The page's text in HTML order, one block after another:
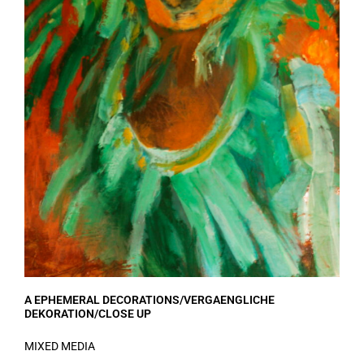
A EPHEMERAL DECORATIONS/VERGAENGLICHE
DEKORATION/CLOSE UP
MIXED MEDIA